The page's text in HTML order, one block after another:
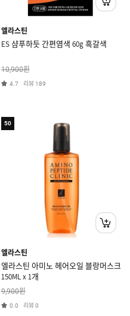
엘라스틴
ES 샴푸하듯 간편염색 60g 흑갈색
10,900원
4.7 리뷰 189
50
엘라스틴
엘라스틴 아미노 헤어오일 블랑머스크
150ML x 1개
9,900원
0.0 리뷰0